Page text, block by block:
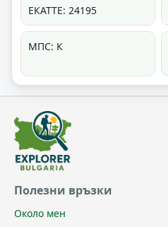
ЕКАТТЕ: 24195
МПС: К
Полезни връзки
Около мен